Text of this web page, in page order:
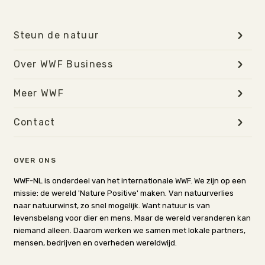
OVER ONS
WWF-NL is onderdeel van het internationale WWF. We zijn op een
missie: de wereld 'Nature Positive' maken. Van natuurverlies
naar natuurwinst, zo snel mogelijk. Want natuur is van
levensbelang voor dier en mens. Maar de wereld veranderen kan
niemand alleen. Daarom werken we samen met lokale partners,
mensen, bedrijven en overheden wereldwijd.
Steun de natuur
Over WWF Business
Meer WWF
Contact